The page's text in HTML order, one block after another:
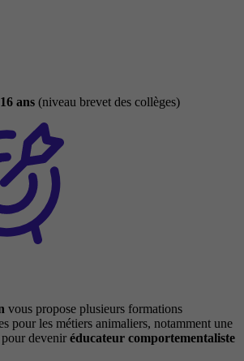
ans (niveau brevet des collèges)
vous propose plusieurs formations
pour les métiers animaliers, notamment une
devenir éducateur comportementaliste